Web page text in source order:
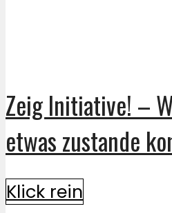
Zeig Initiative! –
etwas zustande
Klick rein